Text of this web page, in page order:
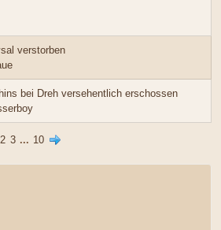
verstorben
bei Dreh versehentlich erschossen
2 3 ... 10